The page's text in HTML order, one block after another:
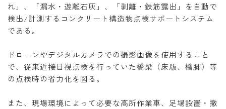
れ」、「漏水・遊離石灰」、「剥離・鉄筋露出」を自動で
検出/計測するコンクリート構造物点検サポートシステム
である。
ドローンやデジタルカメラでの撮影画像を使用すること
で、従来近接目視点検を行っていた橋梁（床版、橋脚）等
の点検時の省力化を図る。
また、現場環境によって必要な高所作業車、足場設置・撤